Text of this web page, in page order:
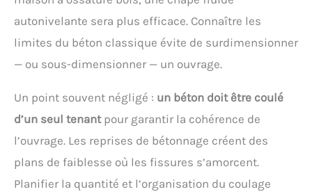
autonivelante sera plus efficace. Connaître les
limites du béton classique évite de surdimensionner
— ou sous-dimensionner — un ouvrage.
Un point souvent négligé : un béton doit être coulé
d’un seul tenantpour garantir la cohérence de
l’ouvrage. Les reprises de bétonnage créent des
plans de faiblesse où les fissures s’amorcent.
Planifier la quantité et l’organisation du coulage